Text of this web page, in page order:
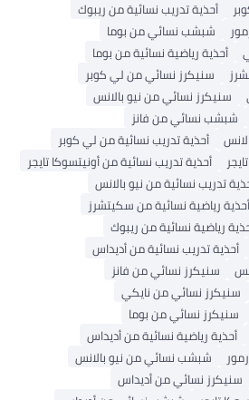
أحذية تدريب نسائية من ريبوك
شبشب نسائي من بوما
رياضية نسائية من بوما
سنيكرز نسائي من لي كوبر
نسائي من نيو بالانس
نسائي من فانز
أحذية تدريب نسائية من لي كوبر
أحذية تدريب نسائية من أونيتسوكا تايجر
نسائية من نيو بالانس
رياضية نسائية من سكيتشرز
نسائية من ريبوك
تدريب نسائية من أديداس
سنيكرز نسائي من فانز
نسائي من نايكي
نسائي من بوما
رياضية نسائية من أديداس
شبشب نسائي من نيو بالانس
نسائي من أديداس